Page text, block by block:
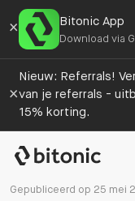
× Bitonic App
Download via
×
Nieuw: Referrals!
van je referrals -
15% korting.
Gepubliceerd op 25 mei